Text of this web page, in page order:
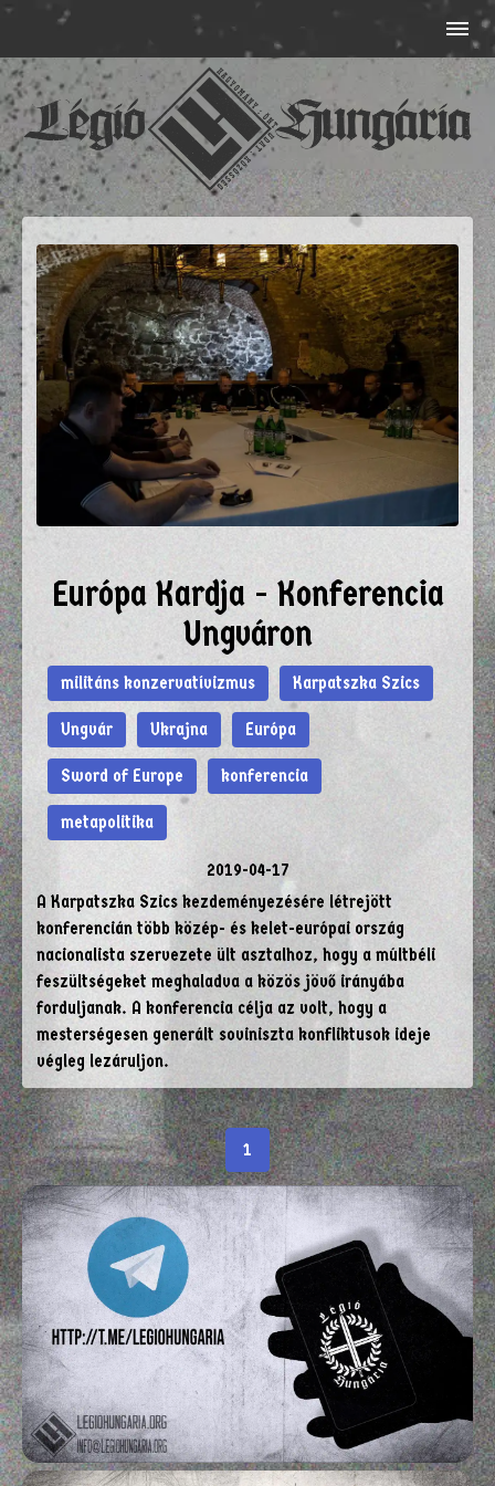
Európa Kardja - Konferencia
Ungváron
militáns konzervatívizmus Karpatszka Szics
Ungvár Ukrajna Európa
Sword of Europe konferencia
metapolitika
2019-04-17
A Karpatszka Szics kezdeményezésére létrejött
konferencián több közép- és kelet-európai ország
nacionalista szervezete ült asztalhoz, hogy a múltbéli
feszültségeket meghaladva a közös jövő irányába
forduljanak. A konferencia célja az volt, hogy a
mesterségesen generált soviniszta konfliktusok ideje
végleg lezáruljon.
1